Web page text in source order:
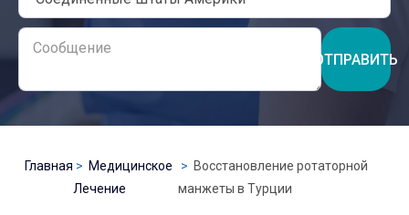
ОТПРАВИТЬ
Главная
Медицинское
Лечение
Восстановление ротаторной
манжеты в Турции